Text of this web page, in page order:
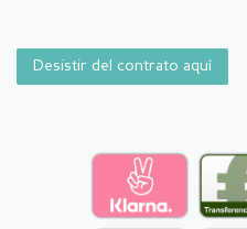
Desistir del contrato aquí